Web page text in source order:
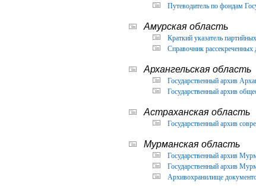
Путеводитель по фондам
Амурская область
Краткий указатель
Справочник рассекреченных
Архангельская область
Государственный архив
Государственный архив
Астраханская область
Государственный архив
Мурманская область
Государственный архив
Государственный архив
Архивохранилище